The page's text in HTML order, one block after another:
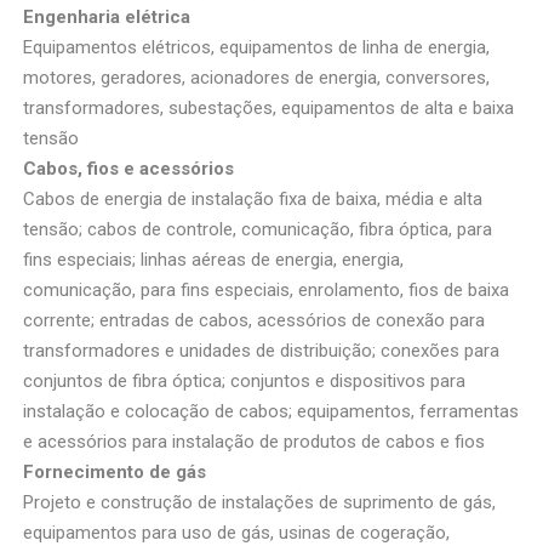
Engenharia elétrica
Equipamentos elétricos, equipamentos de linha de energia,
motores, geradores, acionadores de energia, conversores,
transformadores, subestações, equipamentos de alta e baixa
tensão
Cabos, fios e acessórios
Cabos de energia de instalação fixa de baixa, média e alta
tensão; cabos de controle, comunicação, fibra óptica, para
fins especiais; linhas aéreas de energia, energia,
comunicação, para fins especiais, enrolamento, fios de baixa
corrente; entradas de cabos, acessórios de conexão para
transformadores e unidades de distribuição; conexões para
conjuntos de fibra óptica; conjuntos e dispositivos para
instalação e colocação de cabos; equipamentos, ferramentas
e acessórios para instalação de produtos de cabos e fios
Fornecimento de gás
Projeto e construção de instalações de suprimento de gás,
equipamentos para uso de gás, usinas de cogeração,